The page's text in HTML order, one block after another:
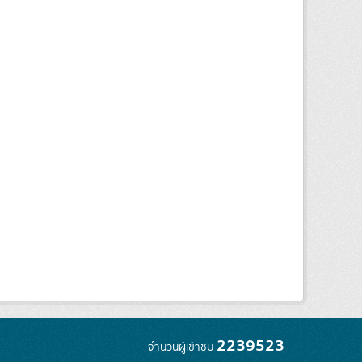
จำนวนผู้เข้าชม 2239523